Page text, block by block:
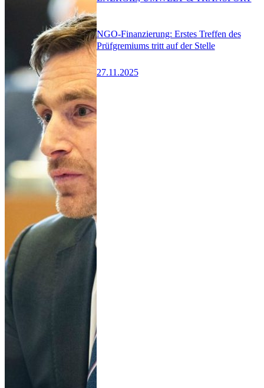
NGO-Finanzierung: Erstes Treffen des
Prüfgremiums tritt auf der Stelle
27.11.2025